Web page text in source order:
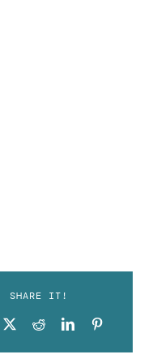
SHARE IT!